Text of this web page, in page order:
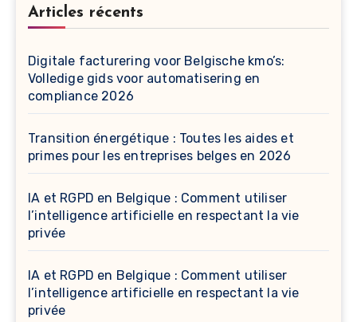
Articles récents
Digitale facturering voor Belgische kmo’s:
Volledige gids voor automatisering en
compliance 2026
Transition énergétique : Toutes les aides et
primes pour les entreprises belges en 2026
IA et RGPD en Belgique : Comment utiliser
l’intelligence artificielle en respectant la vie
privée
IA et RGPD en Belgique : Comment utiliser
l’intelligence artificielle en respectant la vie
privée